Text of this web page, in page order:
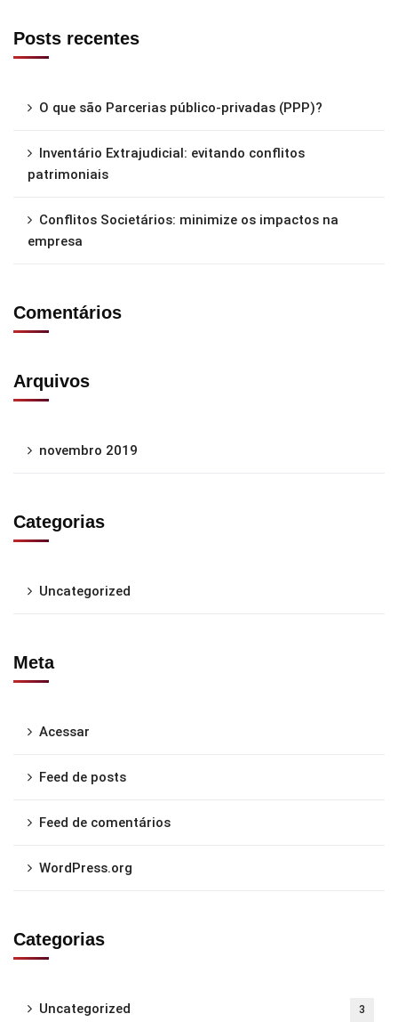
Posts recentes
O que são Parcerias público-privadas (PPP)?
Inventário Extrajudicial: evitando conflitos
patrimoniais
Conflitos Societários: minimize os impactos na
empresa
Comentários
Arquivos
novembro 2019
Categorias
Uncategorized
Meta
Acessar
Feed de posts
Feed de comentários
WordPress.org
Categorias
Uncategorized 3